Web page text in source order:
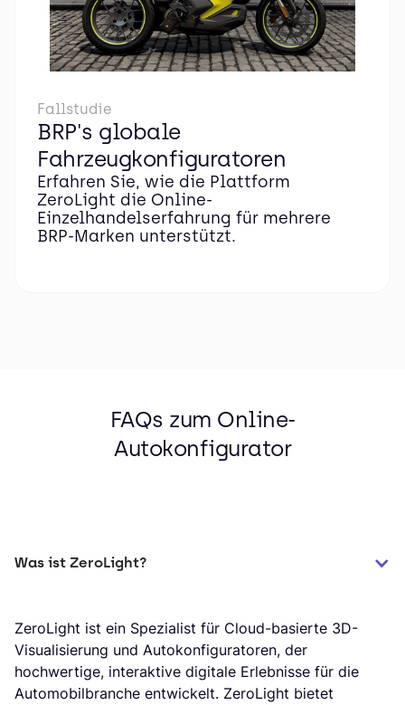
Fallstudie
BRP's globale
Fahrzeugkonfiguratoren
Erfahren Sie, wie die Plattform
ZeroLight die Online-
Einzelhandelserfahrung für mehrere
BRP-Marken unterstützt.
FAQs zum Online-
Autokonfigurator
Was ist ZeroLight?
ZeroLight ist ein Spezialist für Cloud-basierte 3D-
Visualisierung und Autokonfiguratoren, der
hochwertige, interaktive digitale Erlebnisse für die
Automobilbranche entwickelt. ZeroLight bietet